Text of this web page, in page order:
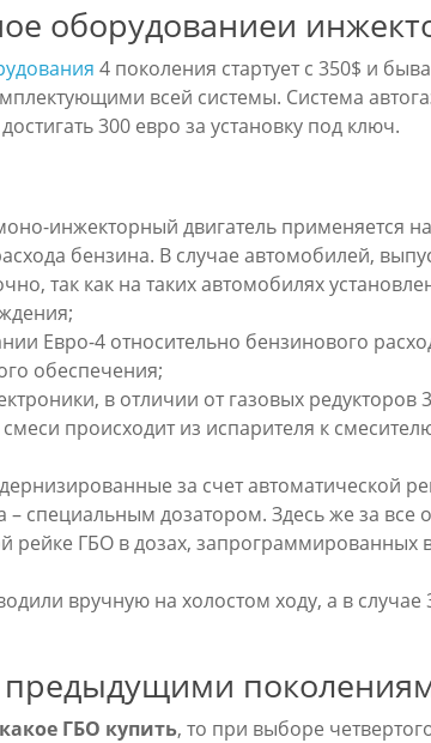
оборудованиеи
4 поколения стартует с 350$ и
всей системы. Система
300 евро за установку под ключ.
инжекторный двигатель применяется
бензина. В случае автомобилей,
так как на таких автомобилях
Евро-4 относительно бензинового
обеспечения;
в отличии от газовых редукторов
происходит из испарителя к
за счет автоматической
специальным дозатором. Здесь же за все
рейке ГБО в дозах, запрограммированных
вручную на холостом ходу, а в
предыдущими
какое ГБО купить, то при выборе